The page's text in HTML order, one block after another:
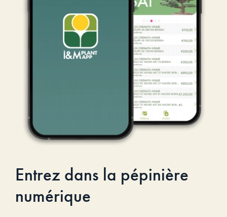
Entrez dans la pépinière
numérique